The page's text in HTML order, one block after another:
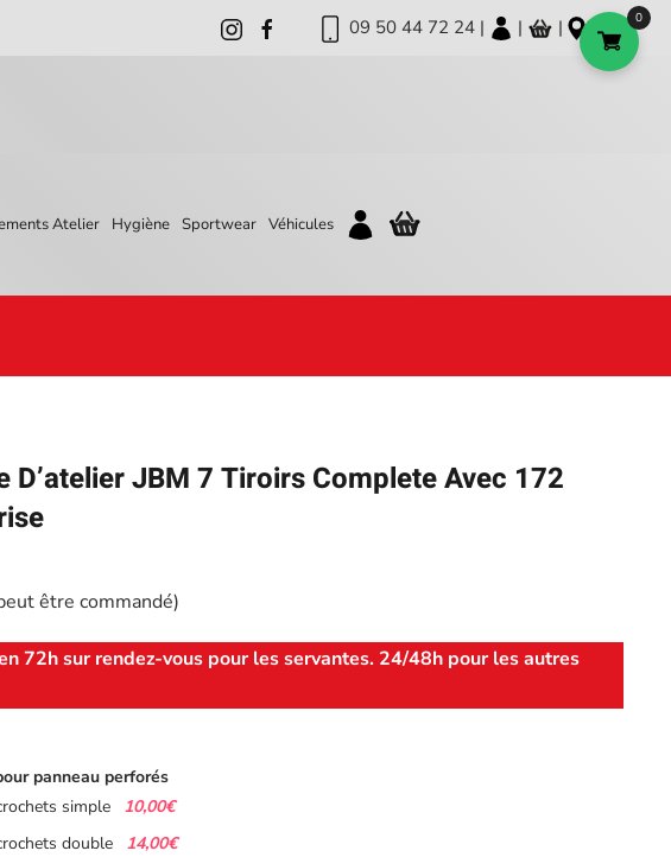
09 50 44 72 24 | | |
Atelier Hygiène Sportwear Véhicules
D’atelier JBM 7 Tiroirs Complete Avec 172
être commandé)
72h sur rendez-vous pour les servantes. 24/48h pour les autres
panneau perforés
simple
10,00€
double
14,00€
0